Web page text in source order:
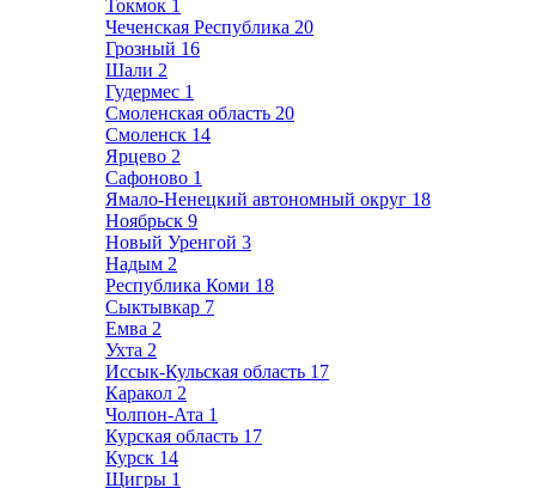
Токмок 1
Чеченская Республика 20
Грозный 16
Шали 2
Гудермес 1
Смоленская область 20
Смоленск 14
Ярцево 2
Сафоново 1
Ямало-Ненецкий автономный округ 18
Ноябрьск 9
Новый Уренгой 3
Надым 2
Республика Коми 18
Сыктывкар 7
Емва 2
Ухта 2
Иссык-Кульская область 17
Каракол 2
Чолпон-Ата 1
Курская область 17
Курск 14
Щигры 1